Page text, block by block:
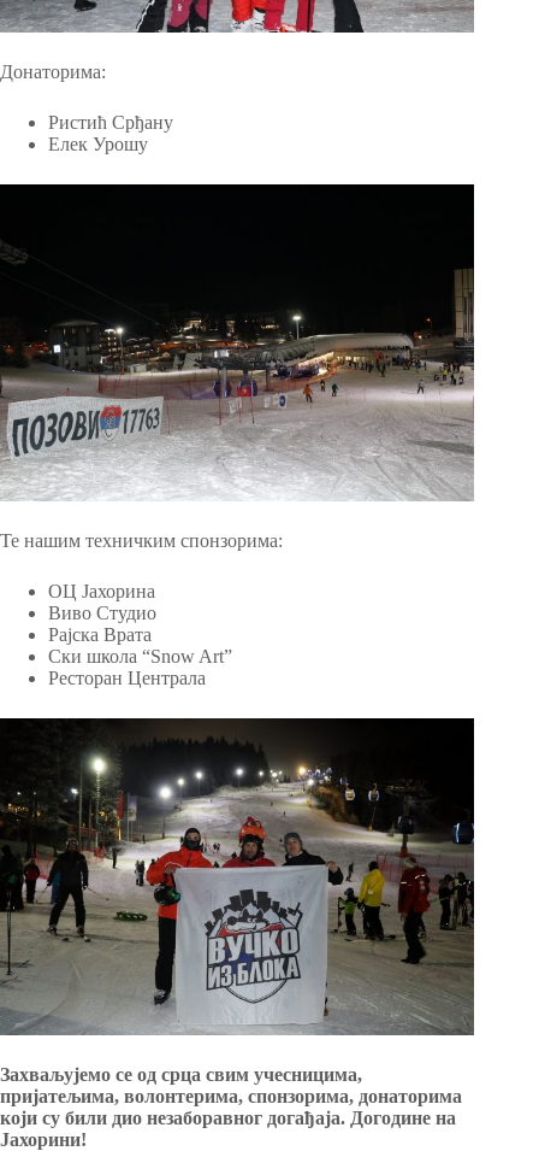
Донаторима:
Ристић Срђану
Елек Урошу
Те нашим техничким спонзорима:
ОЦ Јахорина
Виво Студио
Рајска Врата
Ски школа “Snow Art”
Ресторан Централа
Захваљујемо се од срца свим учесницима,
пријатељима, волонтерима, спонзорима, донаторима
који су били дио незаборавног догађаја. Догодине на
Јахорини!